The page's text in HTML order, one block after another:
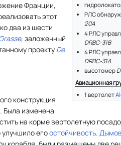
РЛС
20A
4 РЛС
DRBC-31B
4 РЛС
DRBC-31A
высотомер
Авиационная
1 вертолет
Франции,
этот
два из шести
, заложенный
проекту De
конструкция
. Была изменена
на корме вертолетную
егоостойчивость.